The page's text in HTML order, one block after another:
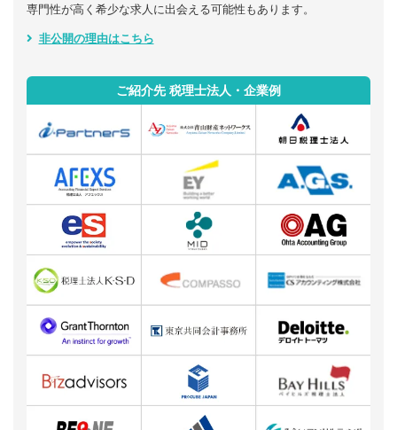
専門性が高く希少な求人に出会える可能性もあります。
非公開の理由はこちら
ご紹介先 税理士法人・企業例